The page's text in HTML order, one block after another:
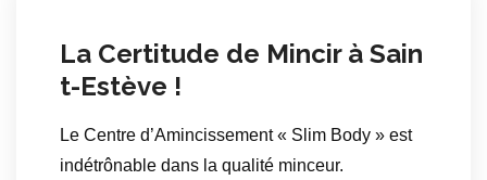
La Certitude de Mincir à Sain
t-Estève !
Le Centre d’Amincissement « Slim Body » est
indétrônable dans la qualité minceur.